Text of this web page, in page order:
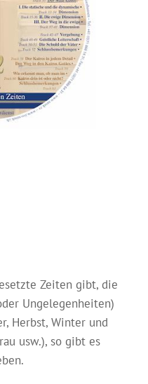
Zeiten gibt, die
Ungelegenheiten)
Herbst, Winter und
usw.), so gibt es